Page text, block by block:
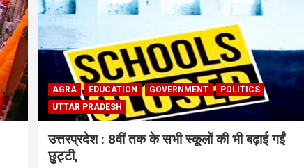
AGRA EDUCATION GOVERNMENT
POLITICS
UTTAR PRADESH
उत्तरप्रदेश : 8वीं तक के सभी स्कूलों की भी बढ़ाई गईं
छुट्टी,